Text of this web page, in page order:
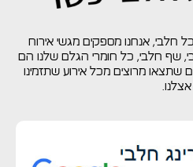
אנחנו מספקים מגשי אירוח
שף חלבי, כל חומרי הגלם שלנו הם
שתצאו מרוצים מכל אירוע שתזמינו